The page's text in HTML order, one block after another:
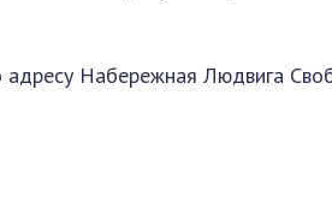
адресу Набережная Людвига